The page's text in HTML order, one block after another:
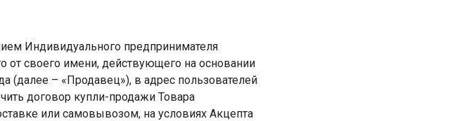
Индивидуального предпринимателя
своего имени, действующего на основании
(далее – «Продавец»), в адрес пользователей
договор купли-продажи Товара
или самовывозом, на условиях Акцепта